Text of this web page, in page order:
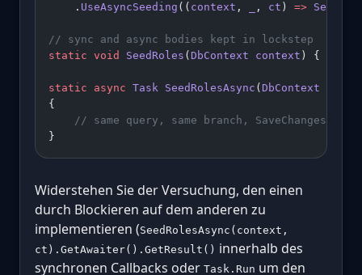
    .
UseAsyncSeeding (( context , , ct ) =>
// sync and async bodies kept in lockstep
static void SeedRoles ( DbContext context ) {
static async Task SeedRolesAsync ( DbContext
{
// same query, same branch,
}
Widerstehen Sie der Versuchung, den einen
durch Blockieren auf dem anderen zu
implementieren (SeedRolesAsync(context,
ct).GetAwaiter().GetResult() innerhalb des
synchronen Callbacks oder Task.Run um den